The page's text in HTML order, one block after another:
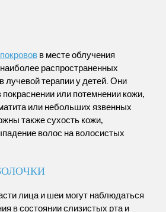
в месте облучения
распространенных
терапии у детей. Они
или потемнении кожи,
или небольших язвенных
также сухость кожи,
волос на волосистых
лица и шеи могут наблюдаться
в состоянии слизистых рта и